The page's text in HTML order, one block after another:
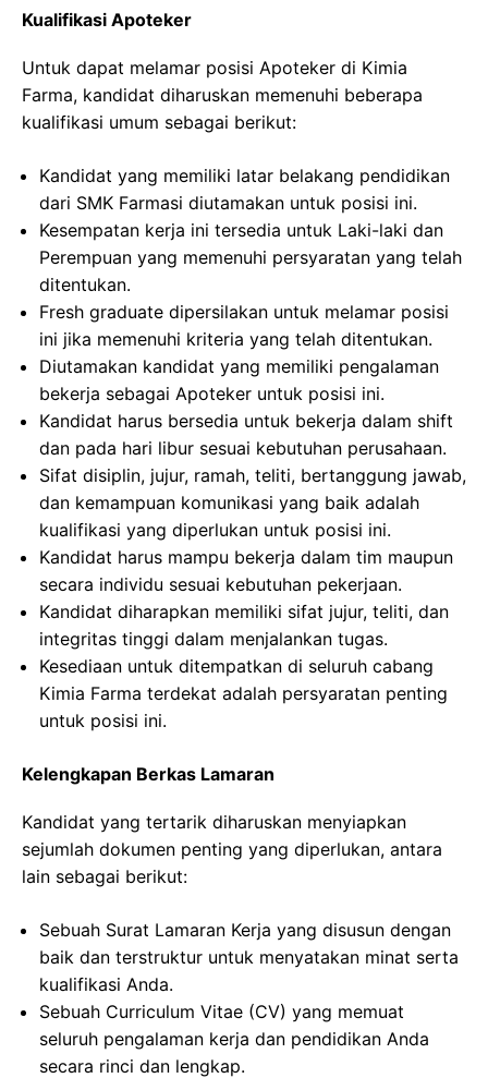
Kualifikasi Apoteker
Untuk dapat melamar posisi Apoteker di Kimia
Farma, kandidat diharuskan memenuhi beberapa
kualifikasi umum sebagai berikut:
Kandidat yang memiliki latar belakang pendidikan
dari SMK Farmasi diutamakan untuk posisi ini.
Kesempatan kerja ini tersedia untuk Laki-laki dan
Perempuan yang memenuhi persyaratan yang telah
ditentukan.
Fresh graduate dipersilakan untuk melamar posisi
ini jika memenuhi kriteria yang telah ditentukan.
Diutamakan kandidat yang memiliki pengalaman
bekerja sebagai Apoteker untuk posisi ini.
Kandidat harus bersedia untuk bekerja dalam shift
dan pada hari libur sesuai kebutuhan perusahaan.
Sifat disiplin, jujur, ramah, teliti, bertanggung jawab,
dan kemampuan komunikasi yang baik adalah
kualifikasi yang diperlukan untuk posisi ini.
Kandidat harus mampu bekerja dalam tim maupun
secara individu sesuai kebutuhan pekerjaan.
Kandidat diharapkan memiliki sifat jujur, teliti, dan
integritas tinggi dalam menjalankan tugas.
Kesediaan untuk ditempatkan di seluruh cabang
Kimia Farma terdekat adalah persyaratan penting
untuk posisi ini.
Kelengkapan Berkas Lamaran
Kandidat yang tertarik diharuskan menyiapkan
sejumlah dokumen penting yang diperlukan, antara
lain sebagai berikut:
Sebuah Surat Lamaran Kerja yang disusun dengan
baik dan terstruktur untuk menyatakan minat serta
kualifikasi Anda.
Sebuah Curriculum Vitae (CV) yang memuat
seluruh pengalaman kerja dan pendidikan Anda
secara rinci dan lengkap.